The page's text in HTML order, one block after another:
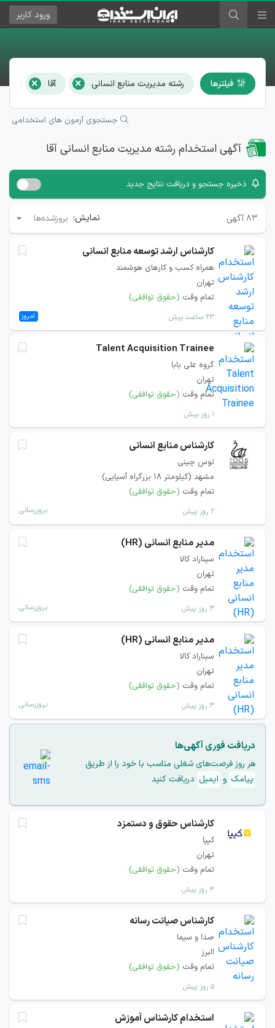
ورود کاربر
فیلترها رشته مدیریت منابع انسانی × آقا ×
جستجوی آزمون های استخدامی
آگهی استخدام رشته مدیریت منابع انسانی آقا
ذخیره جستجو و دریافت نتایج جدید
۸۳آگهی نمایش: بروزشده‌ها
کارشناس ارشد توسعه منابع انسانی
همراه کسب و کارهای هوشمند
تهران
تمام وقت (حقوق توافقی)
۲۳ ساعت پیش امروز
Talent Acquisition Trainee
گروه علی بابا
تهران
تمام وقت (حقوق توافقی)
۱ روز پیش
کارشناس منابع انسانی
توس چينی
مشهد (کیلومتر ۱۸ بزرگراه آسیایی)
تمام وقت (حقوق توافقی)
۲ روز پیش بروزرسانی
مدیر منابع انسانی (HR)
سیناراد کالا
تهران
تمام وقت (حقوق توافقی)
۳ روز پیش بروزرسانی
مدیر منابع انسانی (HR)
سیناراد کالا
تهران
تمام وقت (حقوق توافقی)
۳ روز پیش بروزرسانی
دریافت فوری آگهی‌ها
هر روز فرصت‌های شغلی مناسب با خود را از طریق
پیامک و ایمیل دریافت کنید
کارشناس حقوق و دستمزد
کیپا
تهران
تمام وقت (حقوق توافقی)
۴ روز پیش
کارشناس صیانت رسانه
صدا و سیما
البرز
تمام وقت (حقوق توافقی)
۵ روز پیش
استخدام کارشناس آموزش